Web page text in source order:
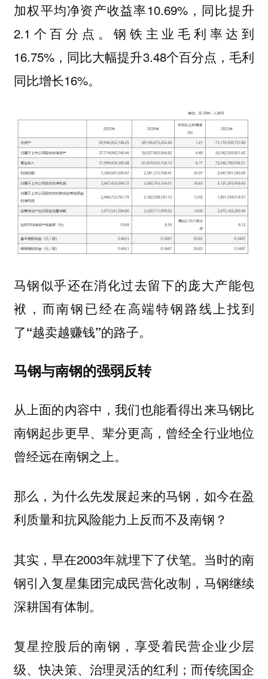
加权平均净资产收益率10.69%，同比提升
2.1个百分点。钢铁主业毛利率达到
16.75%，同比大幅提升3.48个百分点，毛利
同比增长16%。
马钢似乎还在消化过去留下的庞大产能包
袱，而南钢已经在高端特钢路线上找到
了“越卖越赚钱”的路子。
马钢与南钢的强弱反转
从上面的内容中，我们也能看得出来马钢比
南钢起步更早、辈分更高，曾经全行业地位
曾经远在南钢之上。
那么，为什么先发展起来的马钢，如今在盈
利质量和抗风险能力上反而不及南钢？
其实，早在2003年就埋下了伏笔。当时的南
钢引入复星集团完成民营化改制，马钢继续
深耕国有体制。
复星控股后的南钢，享受着民营企业少层
级、快决策、治理灵活的红利；而传统国企